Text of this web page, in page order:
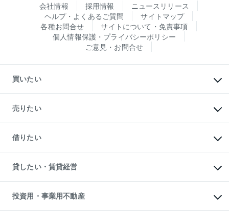
会社情報 採用情報
ニュースリリース
ヘルプ・よくあるご質問
サイトマップ
各種お問合せ
サイトについて・免責事項
個人情報保護・プライバシーポリシー
ご意見・お問合せ
買いたい
新築・分譲マンションの購入
中古マンションの購入
一戸建ての購入
中古一戸建ての購入
不動産購入の流れ
注目キーワード物件特集
購入ガイド
English 繁体中文簡体中文
売りたい
一戸建ての売却・査定
土地の売却・査定
スピードAI査定
不動産査定について
不動産売却の流れ
不動産買換えの流れ
売却ガイド
借りたい
オフィス・店舗の賃貸
借りるときの流れ
借りるガイド
貸したい・賃貸経営
マンション賃料データ
賃貸管理プラン
リロケーションについて
投資用・事業用不動産